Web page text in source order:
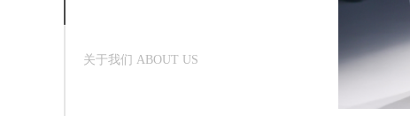
关于我们 ABOUT US